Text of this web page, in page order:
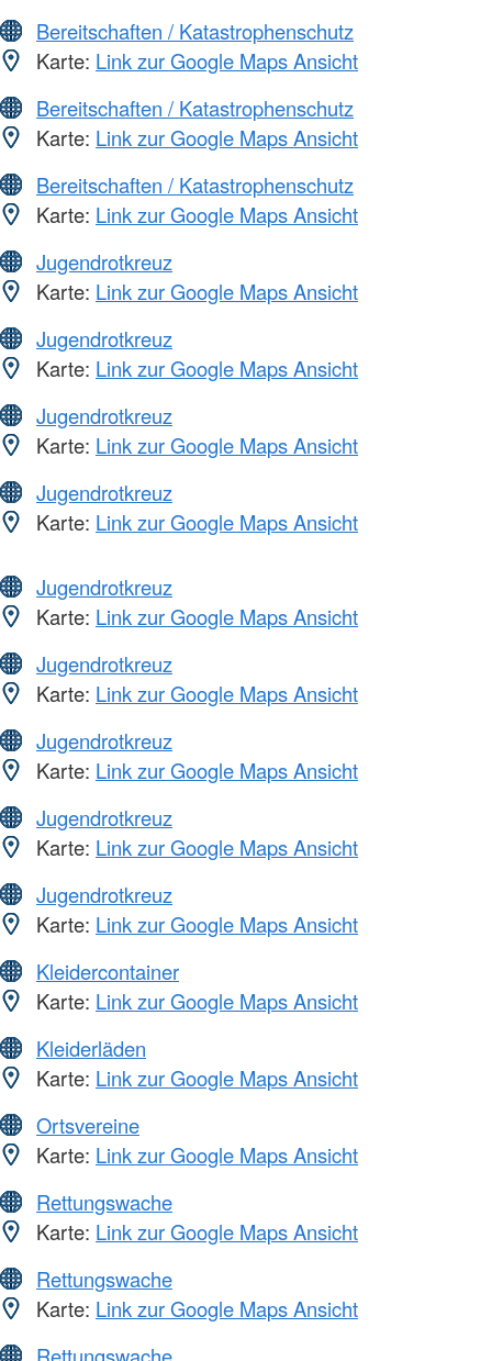
Bereitschaften / Katastrophenschutz
Karte: Link zur Google Maps Ansicht
Bereitschaften / Katastrophenschutz
Karte: Link zur Google Maps Ansicht
Bereitschaften / Katastrophenschutz
Karte: Link zur Google Maps Ansicht
Jugendrotkreuz
Karte: Link zur Google Maps Ansicht
Jugendrotkreuz
Karte: Link zur Google Maps Ansicht
Jugendrotkreuz
Karte: Link zur Google Maps Ansicht
Jugendrotkreuz
Karte: Link zur Google Maps Ansicht
Jugendrotkreuz
Karte: Link zur Google Maps Ansicht
Jugendrotkreuz
Karte: Link zur Google Maps Ansicht
Jugendrotkreuz
Karte: Link zur Google Maps Ansicht
Jugendrotkreuz
Karte: Link zur Google Maps Ansicht
Jugendrotkreuz
Karte: Link zur Google Maps Ansicht
Kleidercontainer
Karte: Link zur Google Maps Ansicht
Kleiderläden
Karte: Link zur Google Maps Ansicht
Ortsvereine
Karte: Link zur Google Maps Ansicht
Rettungswache
Karte: Link zur Google Maps Ansicht
Rettungswache
Karte: Link zur Google Maps Ansicht